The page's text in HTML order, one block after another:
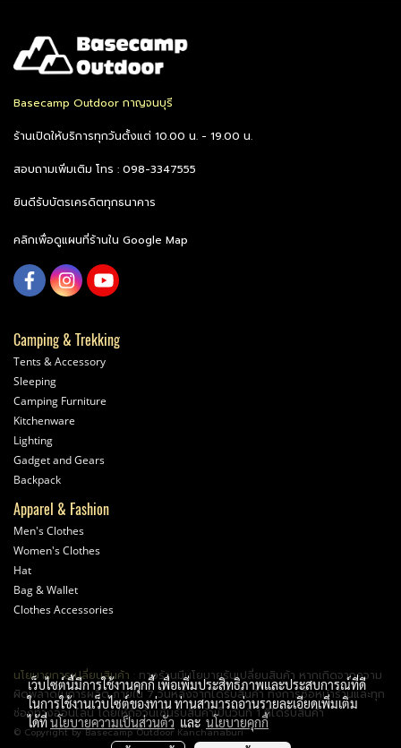
Basecamp Outdoor กาญจนบุรี
ร้านเปิดให้บริการทุกวันตั้งแต่ 10.00 น. - 19.00 น.
สอบถามเพิ่มเติม โทร : 098-3347555
ยินดีรับบัตรเครดิตทุกธนาคาร
คลิกเพื่อดูแผนที่ร้านใน Google Map
Camping & Trekking
Tents & Accessory
Sleeping
Camping Furniture
Kitchenware
Lighting
Gadget and Gears
Backpack
Apparel & Fashion
Men's Clothes
Women's Clothes
Hat
Bag & Wallet
Clothes Accessories
นโยบายการเปลี่ยนสินค้า : ทางร้านมีนโยบายรับเปลี่ยนสินค้า หากเกิดจากความ
ผิดพลาดในการผลิต ภายใน 7 วันหลังจากได้รับสินค้า ทั้งการซื้อหน้าร้านและทุก
ช่องทางออนไลน์ โดยให้ถือวันเซ็นรับสินค้าเป็นวันที่ 1 ที่ได้รับสินค้า
© Copyright by Basecamp Outdoor Kanchanaburi
เว็บไซต์นี้มีการใช้งานคุกกี้ เพื่อเพิ่มประสิทธิภาพและประสบการณ์ที่ดี
ในการใช้งานเว็บไซต์ของท่าน ท่านสามารถอ่านรายละเอียดเพิ่มเติม
ได้ที่นโยบายความเป็นส่วนตัวและนโยบายคุกกี้